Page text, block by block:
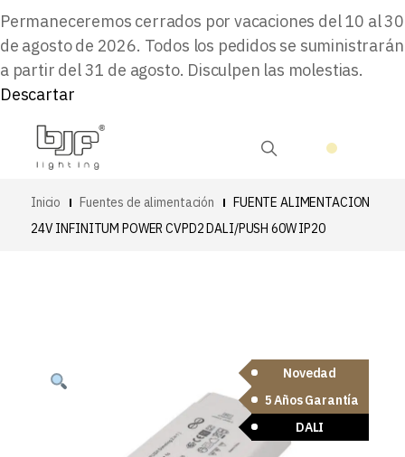
Permaneceremos cerrados por vacaciones del 10 al 30
de agosto de 2026. Todos los pedidos se suministrarán
a partir del 31 de agosto. Disculpen las molestias.
Descartar
Inicio Fuentes de alimentación
FUENTE ALIMENTACION
24V INFINITUM POWER CVPD2 DALI/PUSH 60W IP20
Novedad
5 Años Garantía
DALI